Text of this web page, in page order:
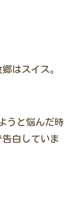
はスイス。
うと悩んだ時
白していま